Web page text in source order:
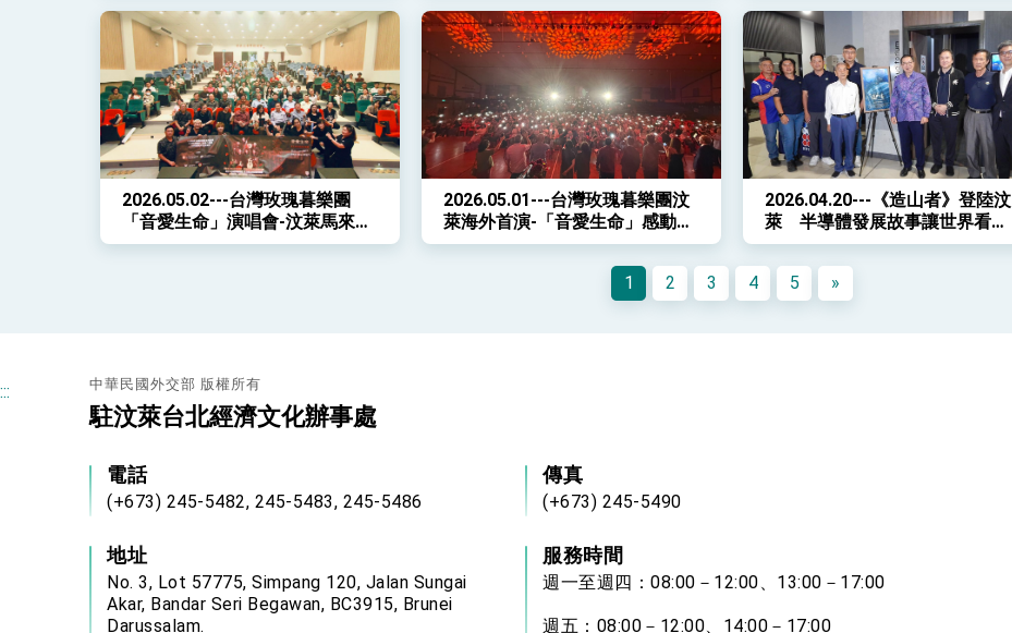
2026.05.02---台灣玫瑰暮樂團
「音愛生命」演唱會-汶萊馬來奕
溫暖登場
2026.05.01---台灣玫瑰暮樂團汶
萊海外首演-「音愛生命」感動千
人
2026.04.20---《造山者》登陸汶
萊 半導體發展故事讓世界看見
臺灣
1
2 3 4 5 »
::: 中華民國外交部 版權所有
駐汶萊台北經濟文化辦事處
電話
(+673) 245-5482, 245-5483, 245-5486
傳真
(+673) 245-5490
地址
No. 3, Lot 57775, Simpang 120, Jalan Sungai
Akar, Bandar Seri Begawan, BC3915, Brunei
Darussalam.
服務時間
週一至週四：08:00－12:00、13:00－17:00
週五：08:00－12:00、14:00－17:00